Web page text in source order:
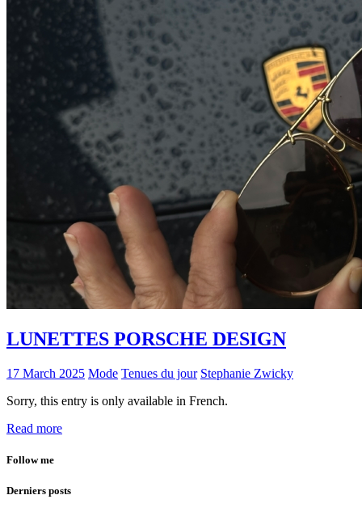
LUNETTES PORSCHE DESIGN
17 March 2025 Mode Tenues du jour Stephanie Zwicky
Sorry, this entry is only available in French.
Read more
Follow me
Derniers posts